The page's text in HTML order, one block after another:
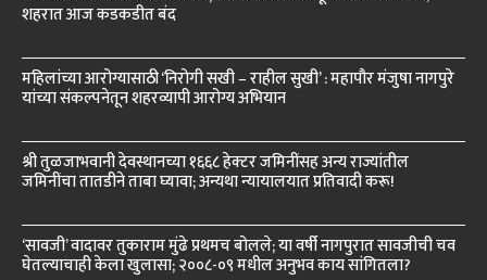
शहरात आज कडकडीत बंद
महिलांच्या आरोग्यासाठी ‘निरोगी सखी – राहील सुखी’ : महापौर मंजुषा नागपुरे
यांच्या संकल्पनेतून शहरव्यापी आरोग्य अभियान
श्री तुळजाभवानी देवस्थानच्या १६६८ हेक्टर जमिनींसह अन्य राज्यांतील
जमिनींचा तातडीने ताबा घ्यावा; अन्यथा न्यायालयात प्रतिवादी करू!
‘सावजी’ वादावर तुकाराम मुंढे प्रथमच बोलले; या वर्षी नागपुरात सावजीची चव
घेतल्याचाही केला खुलासा; २००८-०९ मधील अनुभव काय सांगितला?